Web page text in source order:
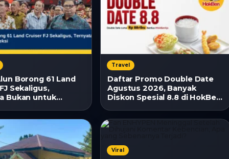
Borong 61 Land
Sekaligus,
Bukan untuk
Travel
Daftar Promo Double Date
Agustus 2026, Banyak
Diskon Spesial 8.8 di HokBen
Viral